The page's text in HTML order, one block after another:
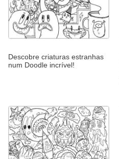
Descobre criaturas estranhas
num Doodle incrível!